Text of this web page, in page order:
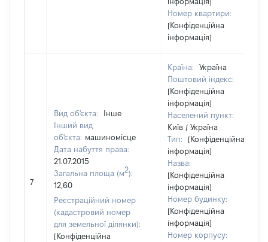
Номер квартири:
[Конфіденційна
інформація]
7
Вид об'єкта:
Інше
Інший вид
об'єкта: машиномісце
Дата набуття права:
21.07.2015
Загальна площа (м2):
12,60
Реєстраційний номер
(кадастровий номер
для земельної ділянки):
[Конфіденційна
Країна:
Україна
Поштовий індекс:
[Конфіденційна
інформація]
Населений пункт:
Київ / Україна
Тип:
[Конфіденційна
інформація]
Назва:
[Конфіденційна
інформація]
Номер будинку:
[Конфіденційна
інформація]
Номер корпусу: